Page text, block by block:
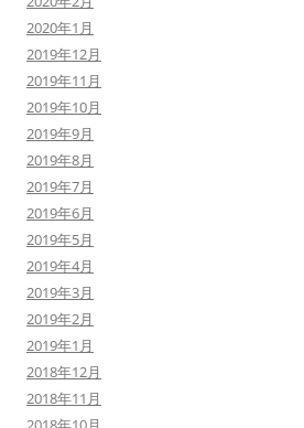
2020年1月
2019年12月
2019年11月
2019年10月
2019年9月
2019年8月
2019年7月
2019年6月
2019年5月
2019年4月
2019年3月
2019年2月
2019年1月
2018年12月
2018年11月